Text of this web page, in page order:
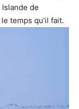
de
temps qu’il fait.